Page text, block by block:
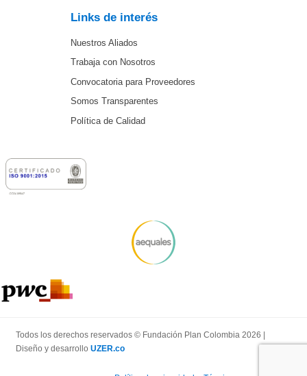
Links de interés
Nuestros Aliados
Trabaja con Nosotros
Convocatoria para Proveedores
Somos Transparentes
Política de Calidad
Todos los derechos reservados © Fundación Plan Colombia 2026 |
Diseño y desarrollo UZER.co